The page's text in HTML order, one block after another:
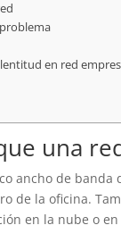
en red
una
ancho de
de la oficina.
en la nube o